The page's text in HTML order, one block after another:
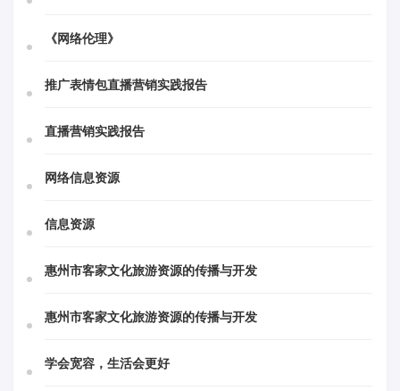
《网络伦理》
推广表情包直播营销实践报告
直播营销实践报告
网络信息资源
信息资源
惠州市客家文化旅游资源的传播与开发
惠州市客家文化旅游资源的传播与开发
学会宽容，生活会更好